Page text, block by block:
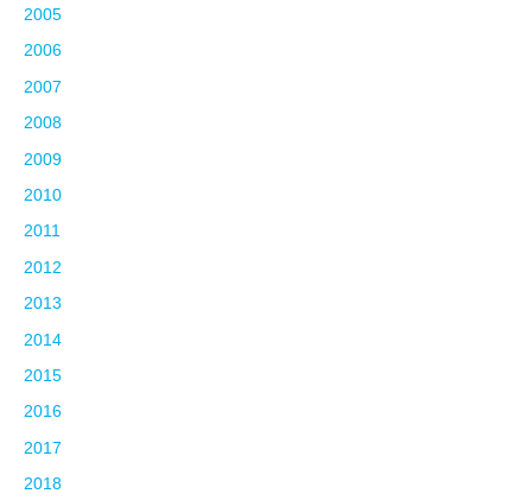
2005
2006
2007
2008
2009
2010
2011
2012
2013
2014
2015
2016
2017
2018